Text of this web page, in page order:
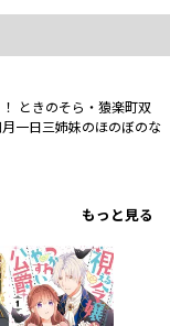
ときのそら・猿楽町双
一日三姉妹のほのぼのな
もっと見る